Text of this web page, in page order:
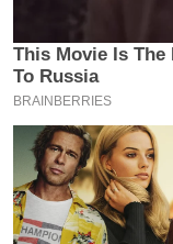
क्रा
इ
म
ई
-
पे
प